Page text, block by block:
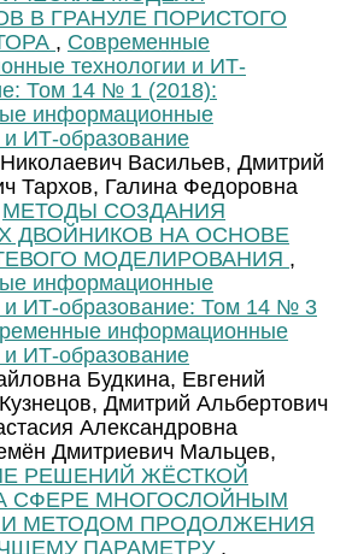
В ГРАНУЛЕ ПОРИСТОГО
, Современные
технологии и ИТ-
Том 14 № 1 (2018):
информационные
и ИТ-образование
Васильев, Дмитрий
Тархов, Галина Федоровна
МЕТОДЫ СОЗДАНИЯ
ДВОЙНИКОВ НА ОСНОВЕ
МОДЕЛИРОВАНИЯ ,
информационные
и ИТ-образование: Том 14 № 3
информационные
и ИТ-образование
Будкина, Евгений
Дмитрий Альбертович
Александровна
Дмитриевич Мальцев,
РЕШЕНИЙ ЖЁСТКОЙ
СФЕРЕ МНОГОСЛОЙНЫМ
МЕТОДОМ ПРОДОЛЖЕНИЯ
ПАРАМЕТРУ ,